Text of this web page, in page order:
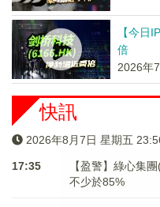
【今日
倍
2026年
快訊
2026年8月7日 星期五
17:35
【盈警】綠心集
不少於85%